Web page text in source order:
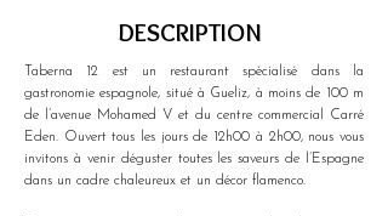
DESCRIPTION
Taberna 12 est un restaurant spécialisé dans la
gastronomie espagnole, situé à Gueliz, à moins de 100 m
de l’avenue Mohamed V et du centre commercial Carré
Eden. Ouvert tous les jours de 12h00 à 2h00, nous vous
invitons à venir déguster toutes les saveurs de l’Espagne
dans un cadre chaleureux et un décor flamenco.